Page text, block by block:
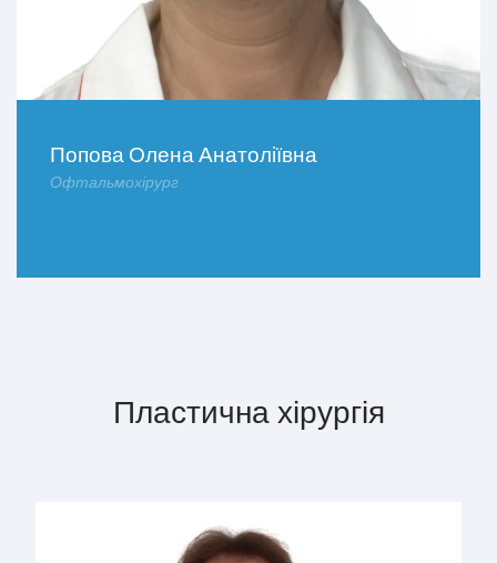
Попова Олена Анатоліївна
Офтальмохірург
Пластична хірургія